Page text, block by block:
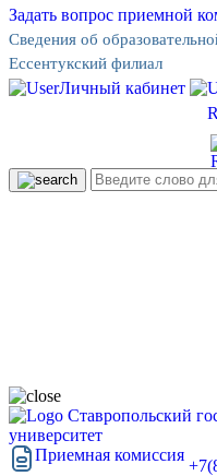
Задать вопрос приемной
Сведения об
Ессентукский филиал
Личный кабинет
Ставропольский
университет
Приемная комиссия